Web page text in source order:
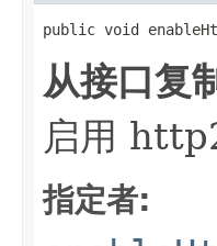
public void
从接口复
启用
指定者: